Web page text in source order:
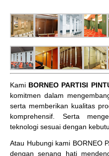
Kami BORNEO PARTISI
komitmen dalam
serta memberikan kualitas
komprehensif. Serta
teknologi sesuai dengan
Atau Hubungi kami BORNEO
dengan senang hati